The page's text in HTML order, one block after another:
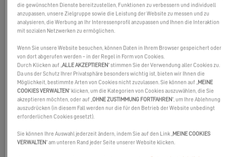
die gewünschten Dienste bereitzustellen, Funktionen zu verbessern und individuell
anzupassen, unsere Zielgruppe sowie die Leistung der Website zu messen und zu
analysieren, die Werbung an Ihr Interessenprofil anzupassen und Ihnen die Interaktion
mit sozialen Netzwerken zu ermöglichen.
Wenn Sie unsere Website besuchen, können Daten in Ihrem Browser gespeichert oder
von dort abgerufen werden – in der Regel in Form von Cookies.
Durch Klicken auf „ALLE AKZEPTIEREN“ stimmen Sie der Verwendung aller Cookies zu.
Da uns der Schutz Ihrer Privatsphäre besonders wichtig ist, bieten wir Ihnen die
Möglichkeit, bestimmte Arten von Cookies nicht zuzulassen. Sie können auf „MEINE
COOKIES VERWALTEN“ klicken, um die Kategorien von Cookies auszuwählen, die Sie
akzeptieren möchten, oder auf „OHNE ZUSTIMMUNG FORTFAHREN“, um Ihre Ablehnung
auszudrücken (in diesem Fall werden nur die für den Betrieb der Website unbedingt
erforderlichen Cookies gesetzt).
Sie können Ihre Auswahl jederzeit ändern, indem Sie auf den Link „MEINE COOKIES
VERWALTEN“ am unteren Rand jeder Seite unserer Website klicken.